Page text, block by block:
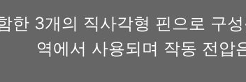
한 3개의 직사각형 핀으로 구
역에서 사용되며 작동 전